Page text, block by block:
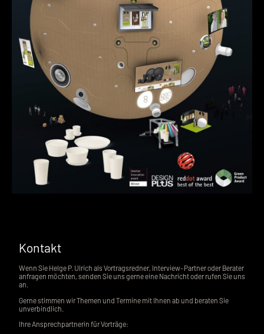
Kontakt
Wenn Sie Helge P. Ulrich als Vortragsredner, Interview-Partner oder Berater
anfragen möchten, senden Sie uns gerne eine Nachricht oder rufen Sie uns
an.
Gerne stimmen wir Themen und Termine mit Ihnen ab und beraten Sie
unverbindlich.
Ihre Ansprechpartnerin für Vorträge: